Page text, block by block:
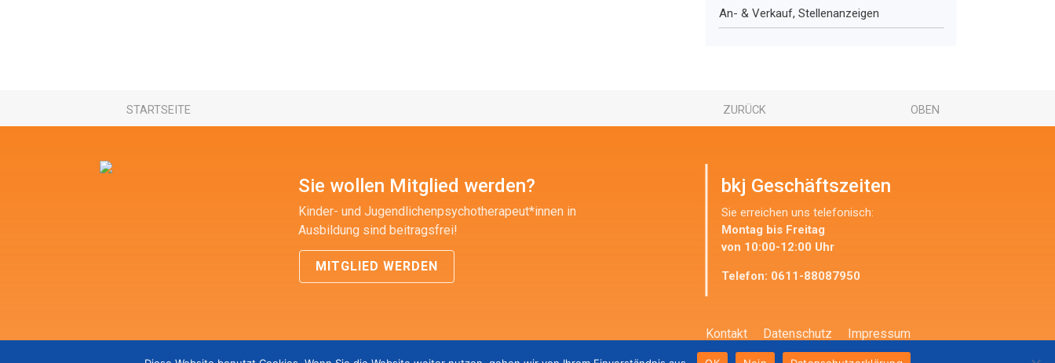
An- & Verkauf, Stellenanzeigen
STARTSEITE OBEN
ZURÜCK
Sie wollen Mitglied werden?
Kinder- und Jugendlichenpsychotherapeut*innen in
Ausbildung sind beitragsfrei!
MITGLIED WERDEN
bkj Geschäftszeiten
Sie erreichen uns telefonisch:
Montag bis Freitag
von 10:00-12:00 Uhr
Telefon: 0611-88087950
Kontakt Datenschutz Impressum